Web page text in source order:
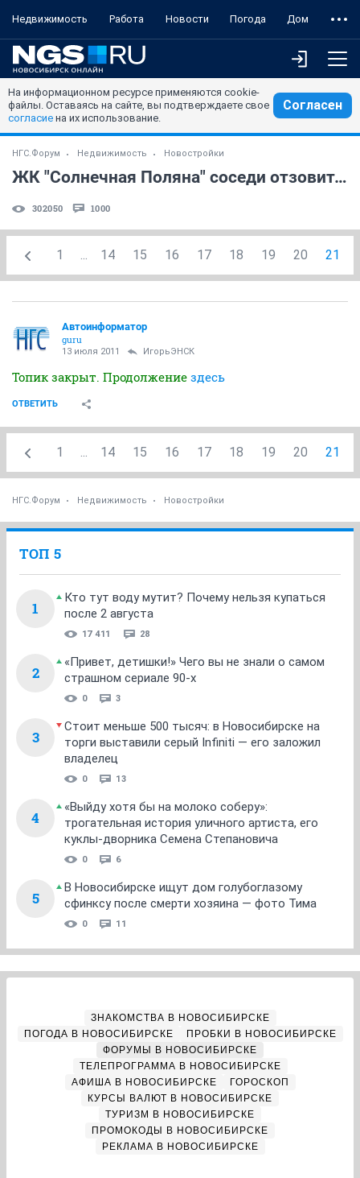
Недвижимость Работа Новости Погода Дом
На информационном ресурсе применяются cookie-
файлы. Оставаясь на сайте, вы подтверждаете свое
согласие на их использование.
Согласен
НГС.Форум Недвижимость Новостройки
ЖК "Солнечная Поляна" соседи отзовитесь
302050 1000
1 ... 14 15 16 17 18 19 20 21
Автоинформатор
guru
13 июля 2011 ИгорьЭНСК
Топик закрыт. Продолжение здесь
ОТВЕТИТЬ
1 ... 14 15 16 17 18 19 20 21
НГС.Форум Недвижимость Новостройки
ТОП 5
1
Кто тут воду мутит? Почему нельзя купаться
после 2 августа
17 411 28
2
«Привет, детишки!» Чего вы не знали о самом
страшном сериале 90-х
0 3
3
Стоит меньше 500 тысяч: в Новосибирске на
торги выставили серый Infiniti — его заложил
владелец
0 13
4
«Выйду хотя бы на молоко соберу»:
трогательная история уличного артиста, его
куклы-дворника Семена Степановича
0 6
5
В Новосибирске ищут дом голубоглазому
сфинксу после смерти хозяина — фото Тима
0 11
ЗНАКОМСТВА В НОВОСИБИРСКЕ
ПОГОДА В НОВОСИБИРСКЕ
ПРОБКИ В НОВОСИБИРСКЕ
ФОРУМЫ В НОВОСИБИРСКЕ
ТЕЛЕПРОГРАММА В НОВОСИБИРСКЕ
АФИША В НОВОСИБИРСКЕ
ГОРОСКОП
КУРСЫ ВАЛЮТ В НОВОСИБИРСКЕ
ТУРИЗМ В НОВОСИБИРСКЕ
ПРОМОКОДЫ В НОВОСИБИРСКЕ
РЕКЛАМА В НОВОСИБИРСКЕ